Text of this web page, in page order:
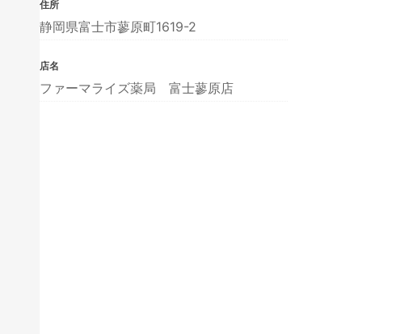
住所
静岡県富士市蓼原町1619-2
店名
ファーマライズ薬局 富士蓼原店